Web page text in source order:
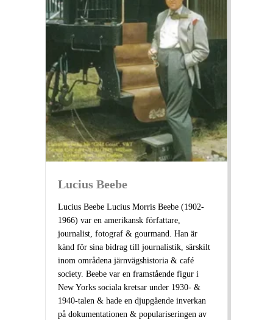
Lucius Beebe
Lucius Beebe Lucius Morris Beebe (1902-
1966) var en amerikansk författare,
journalist, fotograf & gourmand. Han är
känd för sina bidrag till journalistik, särskilt
inom områdena järnvägshistoria & café
society. Beebe var en framstående figur i
New Yorks sociala kretsar under 1930- &
1940-talen & hade en djupgående inverkan
på dokumentationen & populariseringen av